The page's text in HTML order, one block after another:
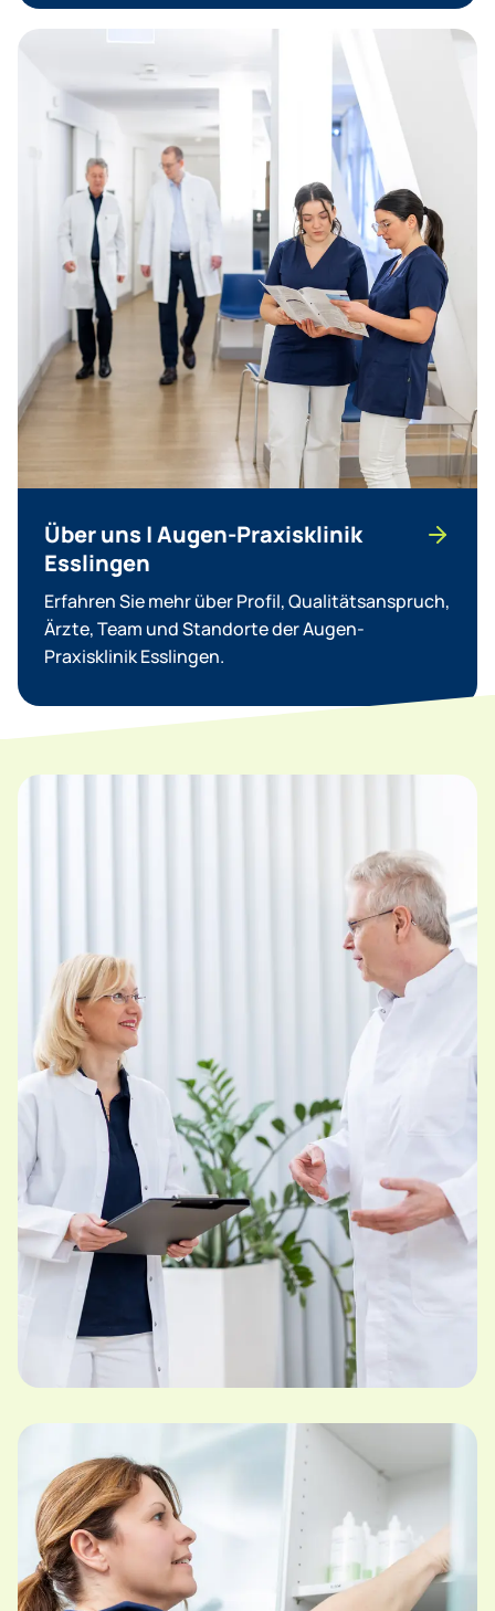
Über uns | Augen-Praxisklinik
Esslingen
Erfahren Sie mehr über Profil, Qualitätsanspruch,
Ärzte, Team und Standorte der Augen-
Praxisklinik Esslingen.